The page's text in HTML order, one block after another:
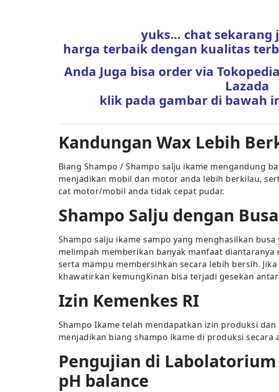
yuks… chat sekarang
harga terbaik dengan kualitas
Anda Juga bisa order via
Lazada
klik pada gambar di bawah
Kandungan Wax Lebih
Biang Shampo / Shampo salju ikame mengandung
menjadikan mobil dan motor anda lebih berkilau,
cat motor/mobil anda tidak cepat pudar.
Shampo Salju dengan
Shampo salju ikame sampo yang menghasilkan
melimpah memberikan banyak manfaat
serta mampu membersihkan secara lebih bersih.
khawatirkan kemungkinan bisa terjadi gesekan
Izin Kemenkes RI
Shampo Ikame telah mendapatkan izin produksi dan
menjadikan biang shampo ikame di produksi secara
Pengujian di
pH balance